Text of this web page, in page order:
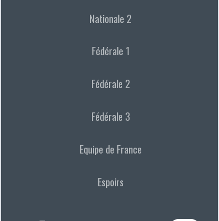
Nationale 2
Fédérale 1
Fédérale 2
Fédérale 3
Equipe de France
Espoirs